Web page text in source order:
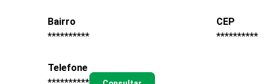
Bairro
**********
CEP
**********
Telefone